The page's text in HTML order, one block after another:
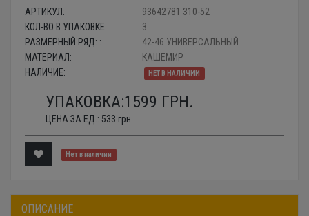
АРТИКУЛ:
93642781 310-52
КОЛ-ВО В УПАКОВКЕ:
3
РАЗМЕРНЫЙ РЯД: :
42-46 УНИВЕРСАЛЬНЫЙ
МАТЕРИАЛ:
КАШЕМИР
НАЛИЧИЕ:
НЕТ В НАЛИЧИИ
УПАКОВКА:1599 ГРН.
ЦЕНА ЗА ЕД.: 533 грн.
Нет в наличии
ОПИСАНИЕ